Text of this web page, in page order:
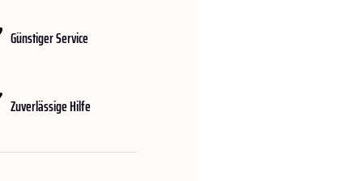
Günstiger Service
Zuverlässige Hilfe